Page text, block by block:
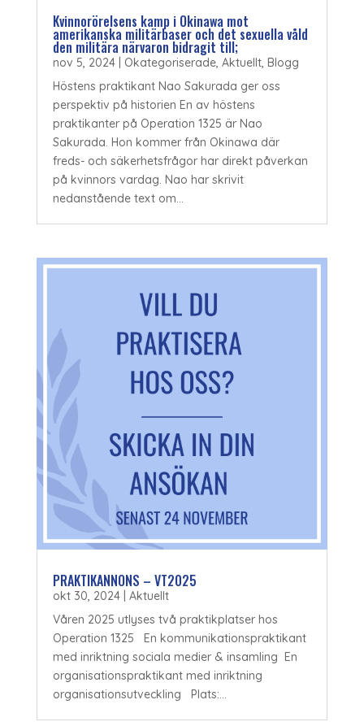
Kvinnorörelsens kamp i Okinawa mot
amerikanska militärbaser och det sexuella våld
den militära närvaron bidragit till;
nov 5, 2024| Okategoriserade, Aktuellt, Blogg
Höstens praktikant Nao Sakurada ger oss
perspektiv på historien En av höstens
praktikanter på Operation 1325 är Nao
Sakurada. Hon kommer från Okinawa där
freds- och säkerhetsfrågor har direkt påverkan
på kvinnors vardag. Nao har skrivit
nedanstående text om...
PRAKTIKANNONS – VT2025
okt 30, 2024| Aktuellt
Våren 2025 utlyses två praktikplatser hos
Operation 1325 En kommunikationspraktikant
med inriktning sociala medier & insamling En
organisationspraktikant med inriktning
organisationsutveckling Plats:...